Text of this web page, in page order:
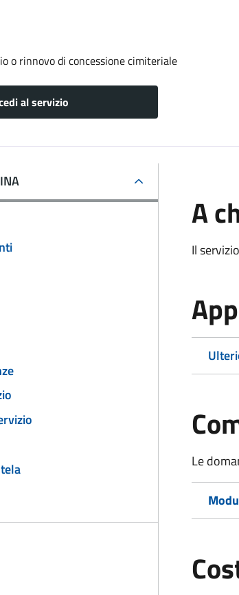
o rinnovo di concessione cimiteriale
al servizio
A
Il
Le